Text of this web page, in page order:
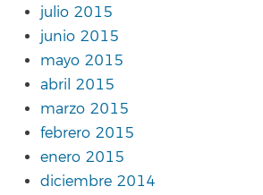
julio 2015
junio 2015
mayo 2015
abril 2015
marzo 2015
febrero 2015
enero 2015
diciembre 2014